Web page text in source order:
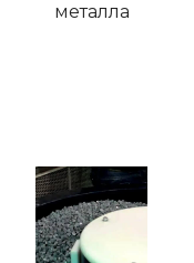
металла